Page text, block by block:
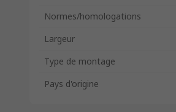
Normes/homologations
Largeur
Type de montage
Pays d'origine